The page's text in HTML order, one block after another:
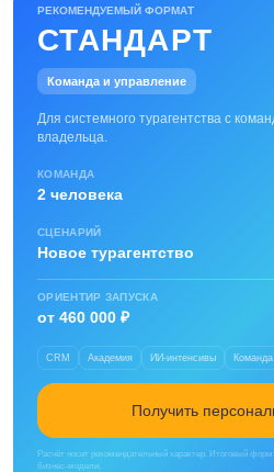
РЕКОМЕНДУЕМЫЙ ФОРМАТ
СТАНДАРТ
Команда и управление
Для системного турагентства с
владельца.
КОМАНДА
2 человека
СЦЕНАРИЙ
Новое турагентство
ОРИЕНТИР ЗАПУСКА
от 460 000 ₽
CRM Академия ИИ-интенсивы Команда
Получить
Расчёт носит рекомендательный характер. Итоговый
бизнес-модели.